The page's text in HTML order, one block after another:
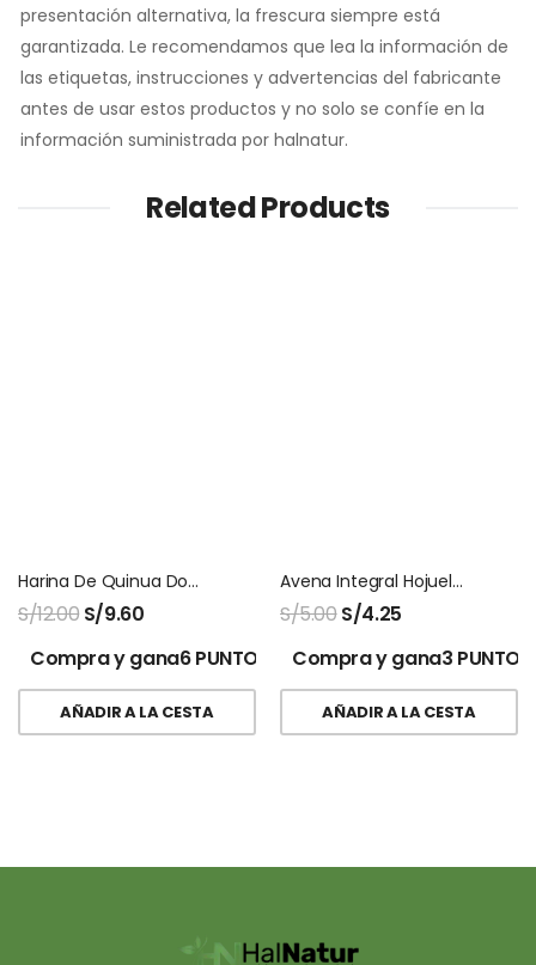
presentación alternativa, la frescura siempre está
garantizada. Le recomendamos que lea la información de
las etiquetas, instrucciones y advertencias del fabricante
antes de usar estos productos y no solo se confíe en la
información suministrada por halnatur.
Related Products
Harina De Quinua Doypack Naturalmaxx
S/12.00 S/9.60
Compra y gana6 PUNTOS!
AÑADIR A LA CESTA
Avena Integral Hojuelas Precocida Vida Integral
S/5.00S/4.25
Compra y gana3
AÑADIR A LA CESTA